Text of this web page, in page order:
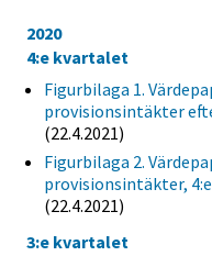
2020
4:e kvartalet
Figurbilaga 1.
provisionsintäkter
(22.4.2021)
Figurbilaga 2.
provisionsintäkter,
(22.4.2021)
3:e kvartalet